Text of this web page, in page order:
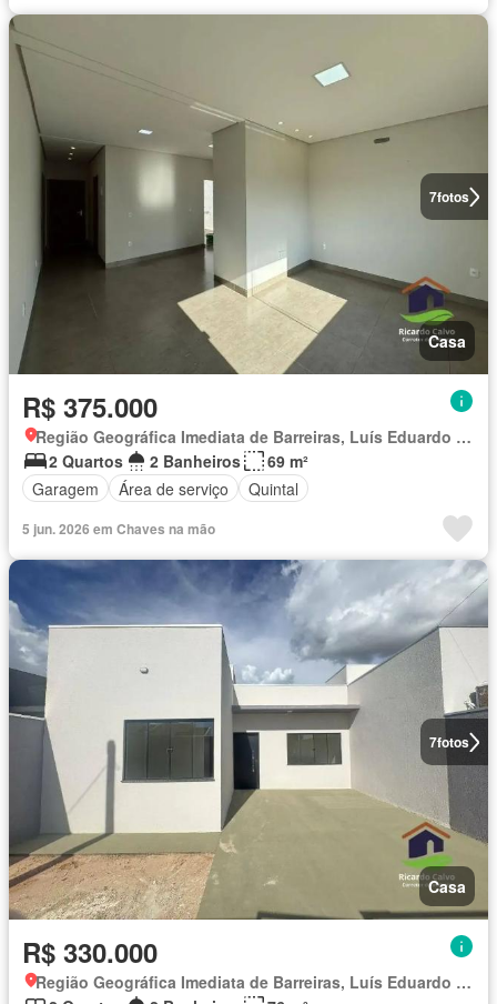
7fotos
Casa
R$ 375.000
Região Geográfica Imediata de Barreiras, Luís Eduardo Magalhães
2 Quartos
2 Banheiros
69 m²
Garagem
Área de serviço Quintal
5 jun. 2026 em Chaves na mão
7fotos
Casa
R$ 330.000
Região Geográfica Imediata de Barreiras, Luís Eduardo Magalhães